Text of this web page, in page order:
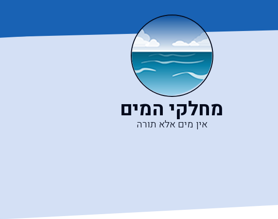
מחלקי המים
אין מים אלא תורה